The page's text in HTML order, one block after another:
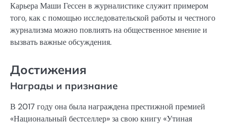
Карьера Маши Гессен в журналистике служит примером
того, как с помощью исследовательской работы и честного
журнализма можно повлиять на общественное мнение и
вызвать важные обсуждения.
Достижения
Награды и признание
В 2017 году она была награждена престижной премией
«Национальный бестселлер» за свою книгу «Утиная